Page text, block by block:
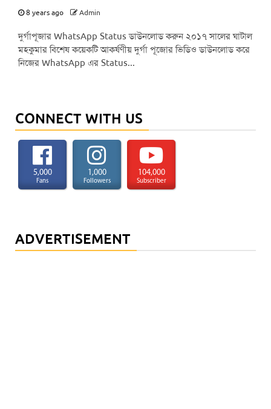
8 years ago Admin
দুর্গাপূজার WhatsApp Status ডাউনলোড করুন ২০১৭ সালের ঘাটাল
মহকুমার বিশেষ কয়েকটি আকর্ষণীয় দুর্গা পূজোর ভিডিও ডাউনলোড করে
নিজের WhatsApp এর Status...
CONNECT WITH US
5,000
Fans
1,000
Followers
104,000
Subscriber
ADVERTISEMENT